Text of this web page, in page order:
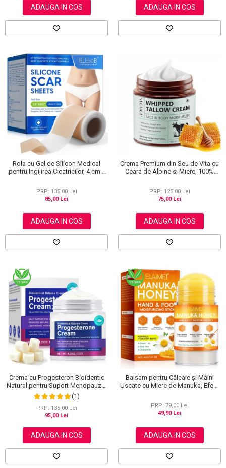
ADAUGA IN COS ADAUGA IN COS
Rola cu Gel de Silicon Medical
pentru Ingijirea Cicatricilor, 4 cm x
PRP: 135,00 Lei
85,00 Lei
ADAUGA IN COS
Crema Premium din Seu de Vita cu
Ceara de Albine si Miere, 100%
PRP: 125,00 Lei
75,00 Lei
ADAUGA IN COS
Crema cu Progesteron Bioidentic
Natural pentru Suport Menopauza,
Menstruatie si Echilibru Hormonal,
120 g
(1)
PRP: 135,00 Lei
95,00 Lei
ADAUGA IN COS
Balsam pentru Călcâie și Mâini
Uscate cu Miere de Manuka, Efect
PRP: 79,00 Lei
49,90 Lei
ADAUGA IN COS